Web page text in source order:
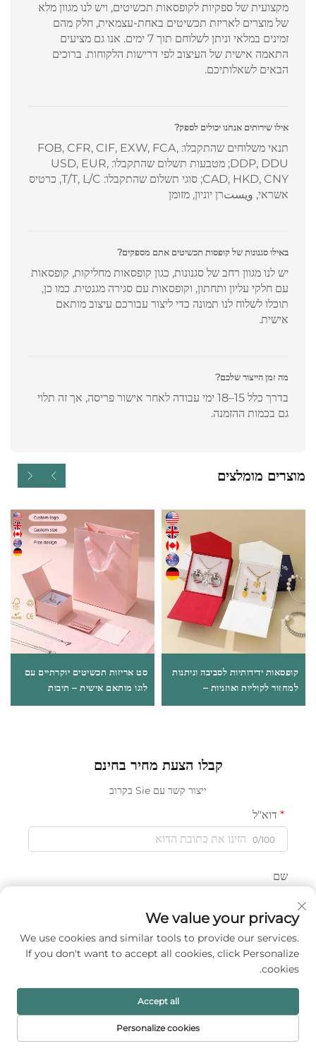
מקצועית של ספקיות לקופסאות תכשיטים, ויש לנו מגוון מלא
של מוצרים לאריזת תכשיטים באחת-עצמאית, חלק מהם
זמינים במלאי וניתן לשלוחם תוך 7 ימים. אנו גם מציעים
התאמה אישית של העיצוב לפי דרישות הלקוחות. ברוכים
הבאים לשאלותיכם.
אילו שירותים אנחנו יכולים לספק?
תנאי משלוחים שהתקבלו: FOB, CFR, CIF, EXW, FCA,
DDP, DDU; מטבעות תשלום שהתקבלו: USD, EUR,
CAD, HKD, CNY; סוגי תשלום שהתקבלו: T/T, L/C, כרטיס
אשראי, ويستרן יוניון, מזומן
באילו סגנונות של קופסות תכשיטים אתם מספקים?
יש לנו מגוון רחב של סגנונות, כגון קופסאות מחליקות, קופסאות
עם חלקי עליון ותחתון, וקופסאות עם סגירה מגנטית. כמו כן,
תוכלו לשלוח לנו תמונה כדי ליצור עבורכם עיצוב מותאם
אישית.
מה זמן הייצור שלכם?
בדרך כלל 15–18 ימי עבודה לאחר אישור פריסה, אך זה תלוי
גם בכמות ההזמנה.
מוצרים מומלצים
קופסאות ידידותיות לסביבה וניתנות
למחזור לקוליות ואוזניות –
קופסאות קרטון מינימליסטיות, עם
סט אריזות תכשיטים יוקרתיים עם
לוגו מותאם אישית – תיבות
לשרשראות, טבעות ואוזניות, כולל
קבלו הצעת מחיר בחינם
ייצור קשר עם Sie בקרוב
דוא"ל
0/100
שם
שם החברה
We value your privacy
We use cookies and similar tools to provide our services.
If you don't want to accept all cookies, click Personalize
cookies.
Personalize cookies
Accept all